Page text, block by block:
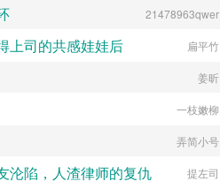
击空明兮溯流光
21478963qwer
上司的共感娃娃后 扁平竹
姜昕
一枝嫩柳
弄简小号
沦陷，人渣律师的复仇 提左司